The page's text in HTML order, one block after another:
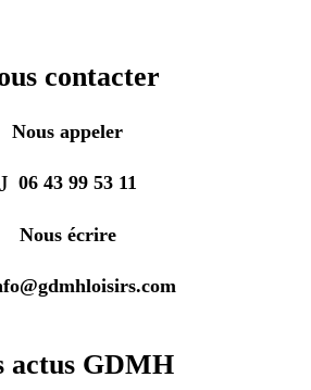
contacter
Nous appeler
06 43 99 53 11
Nous écrire
actus GDMH